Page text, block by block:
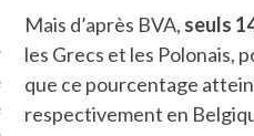
qui Marche : pousseuse
cochère ou pas. Mais
pas d’interdit. Vélo,
Mais d’après BVA, seuls
les Grecs et les Polonais,
que ce pourcentage
respectivement en